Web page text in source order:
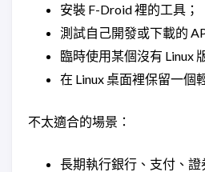
安裝 F-Droid 裡的工具；
測試自己開發或下載的
臨時使用某個沒有 Linux
在 Linux 桌面裡保留一個
不太適合的場景：
長期執行銀行、支付、證